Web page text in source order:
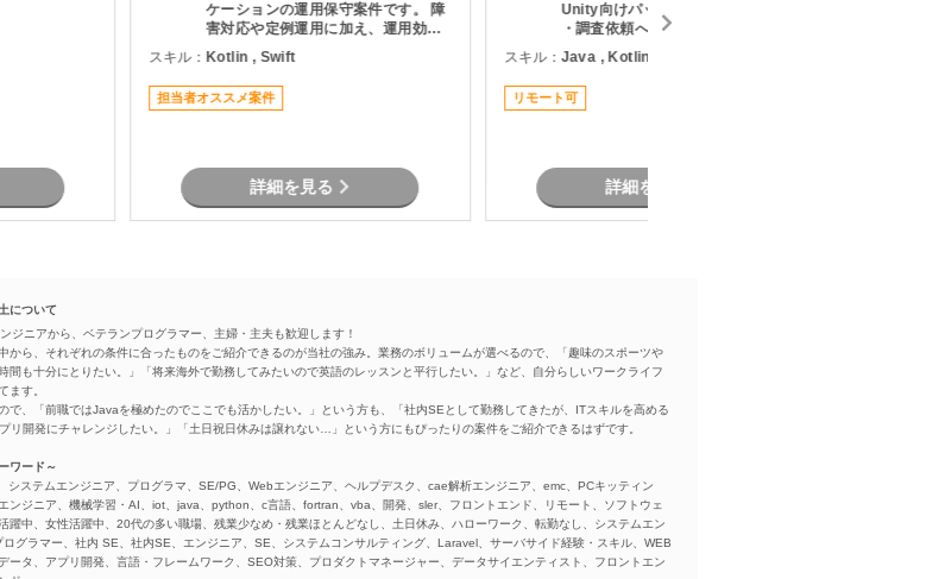
ケーションの運用保守案件です。 障
害対応や定例運用に加え、運用効率
化のためのツール開発、小規模アプ
リケーション開発、業務プロセス改
善など幅広い業務をご担当いただき
ます。 運用だけではなく改善提案や
スキル： Kotlin , Swift
担当者オススメ案件
詳細を見る
Unity向けパッケージの開発・保守
・調査依頼への対応（原因切り分
け、回避策・恒久対応方針の説明）
スキル： Java , Kotlin , Android
リモート可
詳細を見る
について
ジニアから、ベテランプログラマー、主婦・主夫も歓迎します！
から、それぞれの条件に合ったものをご紹介できるのが当社の強み。業務のボリュームが選べるので、「趣味のスポーツや
間も十分にとりたい。」「将来海外で勤務してみたいので英語のレッスンと平行したい。」など、自分らしいワークライフ
ます。
で、「前職ではJavaを極めたのでここでも活かしたい。」という方も、「社内SEとして勤務してきたが、ITスキルを高める
リ開発にチャレンジしたい。」「土日祝日休みは譲れない…」という方にもぴったりの案件をご紹介できるはずです。
ワード～
システムエンジニア、プログラマ、SE/PG、Webエンジニア、ヘルプデスク、cae解析エンジニア、emc、PCキッティン
ンジニア、機械学習・AI、iot、java、python、c言語、fortran、vba、開発、sler、フロントエンド、リモート、ソフトウェ
躍中、女性活躍中、20代の多い職場、残業少なめ・残業ほとんどなし、土日休み、ハローワーク、転勤なし、システムエン
ログラマー、社内 SE、社内SE、エンジニア、SE、システムコンサルティング、Laravel、サーバサイド経験・スキル、WEB
ータ、アプリ開発、言語・フレームワーク、SEO対策、プロダクトマネージャー、データサイエンティスト、フロントエン